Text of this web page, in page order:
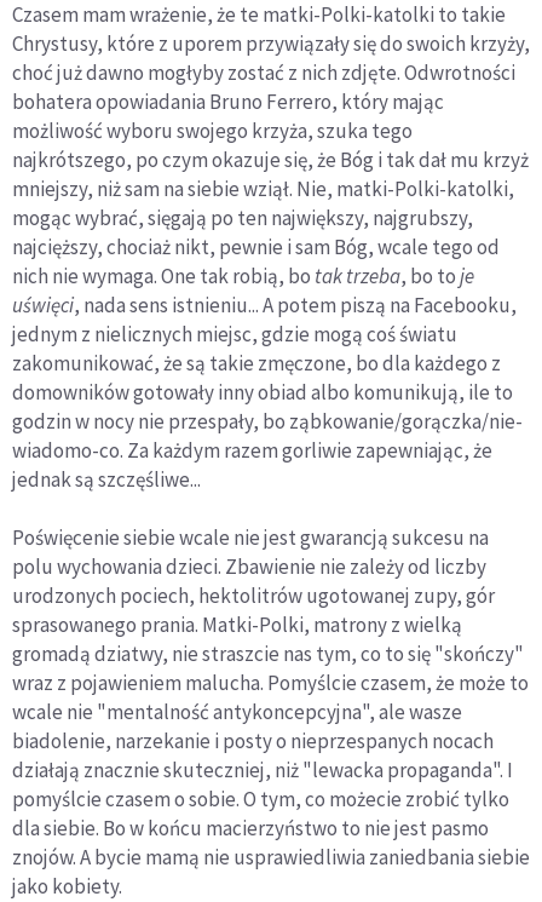
Czasem mam wrażenie, że te matki-Polki-katolki to takie
Chrystusy, które z uporem przywiązały się do swoich krzyży,
choć już dawno mogłyby zostać z nich zdjęte. Odwrotności
bohatera opowiadania Bruno Ferrero, który mając
możliwość wyboru swojego krzyża, szuka tego
najkrótszego, po czym okazuje się, że Bóg i tak dał mu krzyż
mniejszy, niż sam na siebie wziął. Nie, matki-Polki-katolki,
mogąc wybrać, sięgają po ten największy, najgrubszy,
najcięższy, chociaż nikt, pewnie i sam Bóg, wcale tego od
nich nie wymaga. One tak robią, bo tak trzeba, bo toje
uświęci, nada sens istnieniu... A potem piszą na Facebooku,
jednym z nielicznych miejsc, gdzie mogą coś światu
zakomunikować, że są takie zmęczone, bo dla każdego z
domowników gotowały inny obiad albo komunikują, ile to
godzin w nocy nie przespały, bo ząbkowanie/gorączka/nie-
wiadomo-co. Za każdym razem gorliwie zapewniając, że
jednak są szczęśliwe...
Poświęcenie siebie wcale nie jest gwarancją sukcesu na
polu wychowania dzieci. Zbawienie nie zależy od liczby
urodzonych pociech, hektolitrów ugotowanej zupy, gór
sprasowanego prania. Matki-Polki, matrony z wielką
gromadą dziatwy, nie straszcie nas tym, co to się "skończy"
wraz z pojawieniem malucha. Pomyślcie czasem, że może to
wcale nie "mentalność antykoncepcyjna", ale wasze
biadolenie, narzekanie i posty o nieprzespanych nocach
działają znacznie skuteczniej, niż "lewacka propaganda". I
pomyślcie czasem o sobie. O tym, co możecie zrobić tylko
dla siebie. Bo w końcu macierzyństwo to nie jest pasmo
znojów. A bycie mamą nie usprawiedliwia zaniedbania siebie
jako kobiety.